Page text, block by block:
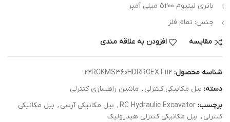
باتری لیتیوم 5200 میلی آمپر
جنس: تمام فلز
مقایسه افزودن به علاقه مندی
شناسه محصول: 22RCKMS360HDRRCEXT112
دسته: بیل مکانیکی کنترلی , ماشین راهسازی کنترلی
برچسب: RC Hydraulic Excavator
, بیل مکانیکی آرسی , بیل مکانیکی
کنترلی , بیل مکانیکی کنترلی هیدرولیک